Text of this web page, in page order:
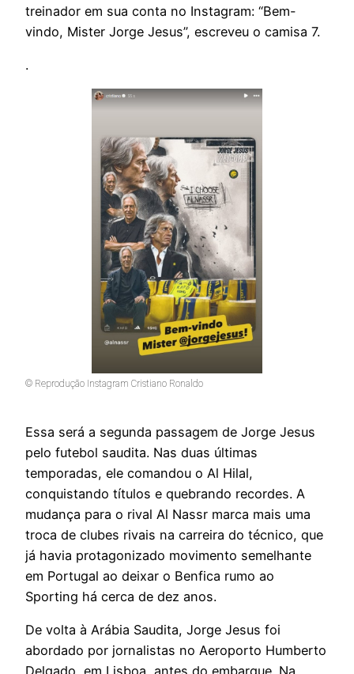
treinador em sua conta no Instagram: “Bem-
vindo, Mister Jorge Jesus”, escreveu o camisa 7.
.
© Reprodução Instagram Cristiano Ronaldo
Essa será a segunda passagem de Jorge Jesus
pelo futebol saudita. Nas duas últimas
temporadas, ele comandou o Al Hilal,
conquistando títulos e quebrando recordes. A
mudança para o rival Al Nassr marca mais uma
troca de clubes rivais na carreira do técnico, que
já havia protagonizado movimento semelhante
em Portugal ao deixar o Benfica rumo ao
Sporting há cerca de dez anos.
De volta à Arábia Saudita, Jorge Jesus foi
abordado por jornalistas no Aeroporto Humberto